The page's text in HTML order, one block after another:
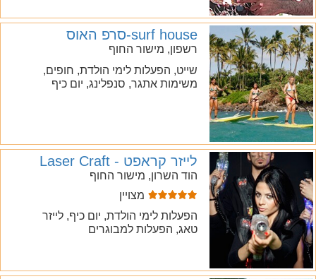
surf house-סרפ האוס
רשפון, מישור החוף
שייט, הפעלות לימי הולדת, חופים,
משימות אתגר, סנפלינג, יום כיף
לייזר קראפט - Laser Craft
הוד השרון, מישור החוף
מצויין
הפעלות לימי הולדת, יום כיף, לייזר
טאג, הפעלות למבוגרים